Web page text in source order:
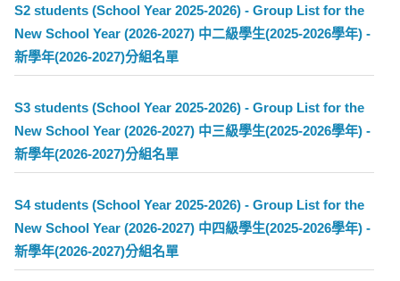
S2 students (School Year 2025-2026) - Group List for the
New School Year (2026-2027) 中二級學生(2025-2026學年) -
新學年(2026-2027)分組名單
S3 students (School Year 2025-2026) - Group List for the
New School Year (2026-2027) 中三級學生(2025-2026學年) -
新學年(2026-2027)分組名單
S4 students (School Year 2025-2026) - Group List for the
New School Year (2026-2027) 中四級學生(2025-2026學年) -
新學年(2026-2027)分組名單